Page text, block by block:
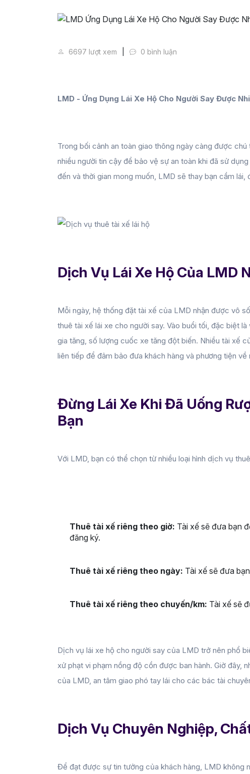
LMD Ứng Dụng Lái Xe Hộ Cho
6697 lượt xem 0 bình luận
LMD - Ứng Dụng Lái Xe Hộ Cho Người Say Được
Trong bối cảnh an toàn giao thông ngày càng được
nhiều người tin cậy để bảo vệ sự an toàn khi đã sử
đến và thời gian mong muốn, LMD sẽ thay bạn cầm lái,
Dịch Vụ Lái Xe Hộ Của LMD
Mỗi ngày, hệ thống đặt tài xế của LMD nhận được vô
thuê tài xế lái xe cho người say. Vào buổi tối, đặc biệt
gia tăng, số lượng cuốc xe tăng đột biến. Nhiều tài xế
liên tiếp để đảm bảo đưa khách hàng và phương tiện
Đừng Lái Xe Khi Đã Uống
Bạn
Với LMD, bạn có thể chọn từ nhiều loại hình dịch vụ
Thuê tài xế riêng theo giờ: Tài xế sẽ đưa bạn
đăng ký.
Thuê tài xế riêng theo ngày: Tài xế sẽ đưa
Thuê tài xế riêng theo chuyến/km: Tài xế sẽ
Dịch vụ lái xe hộ cho người say của LMD trở nên phổ
xử phạt vi phạm nồng độ cồn được ban hành. Giờ đây,
của LMD, an tâm giao phó tay lái cho các bác tài
Dịch Vụ Chuyên Nghiệp,
Để đạt được sự tin tưởng của khách hàng, LMD không